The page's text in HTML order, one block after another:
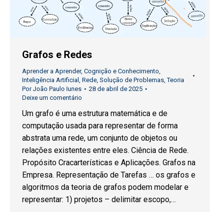
Grafos e Redes
Aprender a Aprender, Cognição e Conhecimento,
Inteligência Artificial , Rede, Solução de Problemas,Teoria
PorJoão Paulo Iunes
28 de abril de 2025
Deixe um comentário
Um grafo é uma estrutura matemática e de
computação usada para representar de forma
abstrata uma rede, um conjunto de objetos ou
relações existentes entre eles. Ciência de Rede.
Propósito Cracarterísticas e Aplicações. Grafos na
Empresa. Representação de Tarefas … os grafos e
algoritmos da teoria de grafos podem modelar e
representar: 1) projetos – delimitar escopo,…